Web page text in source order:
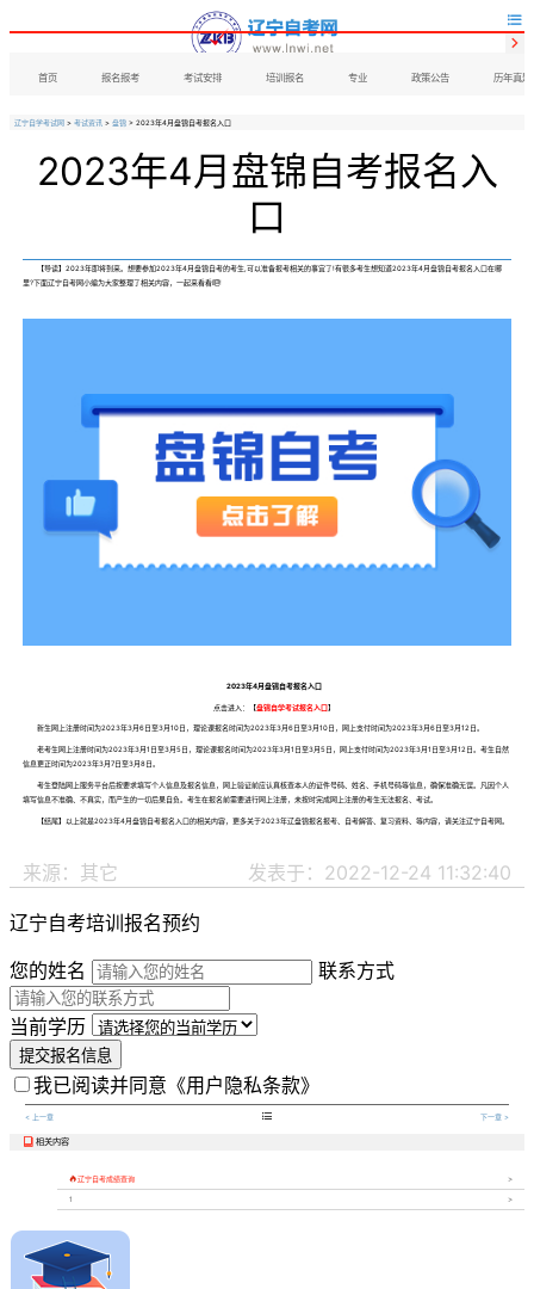

首页 报名报考 考试安排 培训报名 专业 政策公告 历年真题

辽宁自学考试网 > 考试资讯 > 盘锦 > 2023年4月盘锦自考报名入口
2023年4月盘锦自考报名入
口
【导读】2023年即将到来。想要参加2023年4月盘锦自考的考生,可以准备报考相关的事宜了!有很多考生想知道2023年4月盘锦自考报名入口在哪
里?下面辽宁自考网小编为大家整理了相关内容，一起来看看吧!
2023年4月盘锦自考报名入口
点击进入：【盘锦自学考试报名入口】
新生网上注册时间为2023年3月6日至3月10日，理论课报名时间为2023年3月6日至3月10日，网上支付时间为2023年3月6日至3月12日。
老考生网上注册时间为2023年3月1日至3月5日，理论课报名时间为2023年3月1日至3月5日，网上支付时间为2023年3月1日至3月12日。考生自然
信息更正时间为2023年3月7日至3月8日。
考生登陆网上服务平台后按要求填写个人信息及报名信息，网上验证前应认真核查本人的证件号码、姓名、手机号码等信息，确保准确无误。凡因个人
填写信息不准确、不真实，而产生的一切后果自负。考生在报名前需要进行网上注册，未按时完成网上注册的考生无法报名、考试。
【结尾】以上就是2023年4月盘锦自考报名入口的相关内容，更多关于2023年辽盘锦报名报考、自考解答、复习资料、等内容，请关注辽宁自考网。
来源：其它 发表于：2022-12-24 11:32:40
辽宁自考培训报名预约
您的姓名
联系方式
当前学历
提交报名信息
我已阅读并同意 《用户隐私条款》
< 上一章  下一章 >
相关内容
辽宁自考成绩查询
1